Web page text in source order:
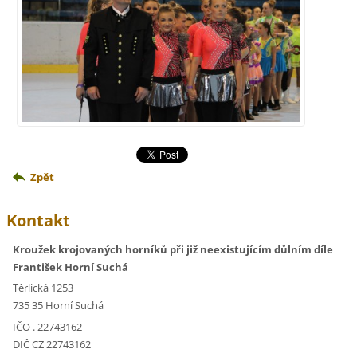
Zpět
Kontakt
Kroužek krojovaných horníků při již neexistujícím důlním díle
František Horní Suchá
Těrlická 1253
735 35 Horní Suchá
IČO . 22743162
DIČ CZ 22743162